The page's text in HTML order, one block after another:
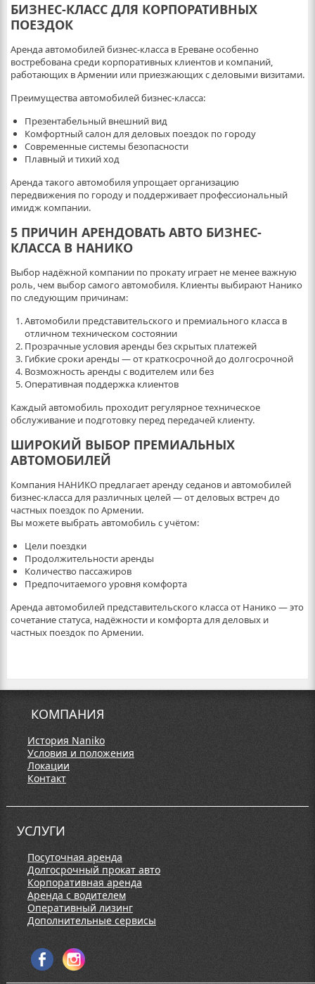
БИЗНЕС-КЛАСС ДЛЯ КОРПОРАТИВНЫХ
ПОЕЗДОК
Аренда автомобилей бизнес-класса в Ереване особенно
востребована среди корпоративных клиентов и компаний,
работающих в Армении или приезжающих с деловыми визитами.
Преимущества автомобилей бизнес-класса:
Презентабельный внешний вид
Комфортный салон для деловых поездок по городу
Современные системы безопасности
Плавный и тихий ход
Аренда такого автомобиля упрощает организацию
передвижения по городу и поддерживает профессиональный
имидж компании.
5 ПРИЧИН АРЕНДОВАТЬ АВТО БИЗНЕС-
КЛАССА В НАНИКО
Выбор надёжной компании по прокату играет не менее важную
роль, чем выбор самого автомобиля. Клиенты выбирают Нанико
по следующим причинам:
Автомобили представительского и премиального класса в
отличном техническом состоянии
Прозрачные условия аренды без скрытых платежей
Гибкие сроки аренды — от краткосрочной до долгосрочной
Возможность аренды с водителем или без
Оперативная поддержка клиентов
Каждый автомобиль проходит регулярное техническое
обслуживание и подготовку перед передачей клиенту.
ШИРОКИЙ ВЫБОР ПРЕМИАЛЬНЫХ
АВТОМОБИЛЕЙ
Компания НАНИКО предлагает аренду седанов и автомобилей
бизнес-класса для различных целей — от деловых встреч до
частных поездок по Армении.
Вы можете выбрать автомобиль с учётом:
Цели поездки
Продолжительности аренды
Количество пассажиров
Предпочитаемого уровня комфорта
Аренда автомобилей представительского класса от Нанико — это
сочетание статуса, надёжности и комфорта для деловых и
частных поездок по Армении.
КОМПАНИЯ
История Naniko
Условия и положения
Локации
Контакт
УСЛУГИ
Посуточная аренда
Долгосрочный прокат авто
Корпоративная аренда
Аренда с водителем
Оперативный лизинг
Дополнительные сервисы